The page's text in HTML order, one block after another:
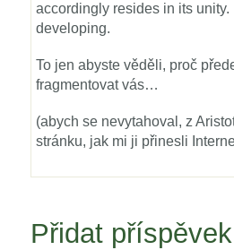
accordingly resides in its
developing.
To jen abyste věděli, proč
fragmentovat vás…
(abych se nevytahoval, z
stránku, jak mi ji přinesli
Přidat